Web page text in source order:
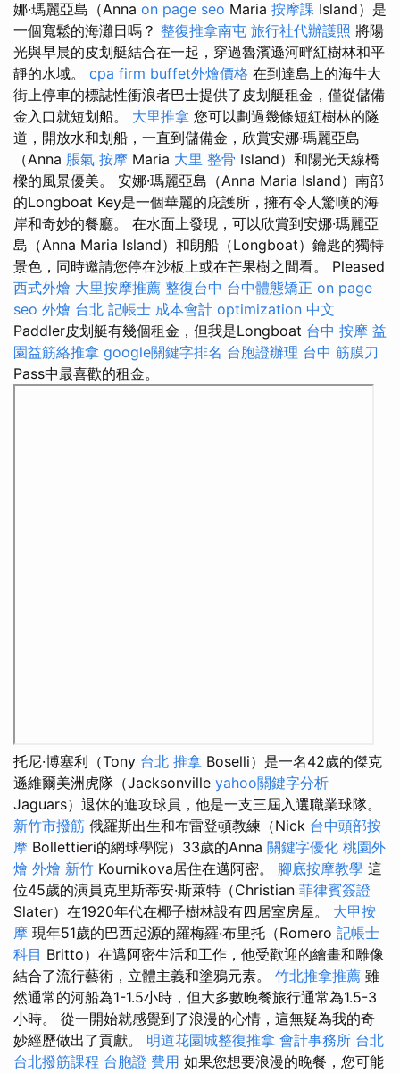
娜·瑪麗亞島（Anna on page seo Maria 按摩課 Island）是
一個寬鬆的海灘日嗎？ 整復推拿南屯 旅行社代辦護照 將陽
光與早晨的皮划艇結合在一起，穿過魯濱遜河畔紅樹林和平
靜的水域。 cpa firm buffet外燴價格 在到達島上的海牛大
街上停車的標誌性衝浪者巴士提供了皮划艇租金，僅從儲備
金入口就短划船。 大里推拿 您可以劃過幾條短紅樹林的隧
道，開放水和划船，一直到儲備金，欣賞安娜·瑪麗亞島
（Anna 脹氣 按摩 Maria 大里 整骨 Island）和陽光天線橋
樑的風景優美。 安娜·瑪麗亞島（Anna Maria Island）南部
的Longboat Key是一個華麗的庇護所，擁有令人驚嘆的海
岸和奇妙的餐廳。 在水面上發現，可以欣賞到安娜·瑪麗亞
島（Anna Maria Island）和朗船（Longboat）鑰匙的獨特
景色，同時邀請您停在沙板上或在芒果樹之間看。 Pleased
西式外燴 大里按摩推薦 整復台中 台中體態矯正 on page
seo 外燴 台北 記帳士 成本會計 optimization 中文
Paddler皮划艇有幾個租金，但我是Longboat 台中 按摩 益
園益筋絡推拿 google關鍵字排名 台胞證辦理 台中 筋膜刀
Pass中最喜歡的租金。
托尼·博塞利（Tony 台北 推拿 Boselli）是一名42歲的傑克
遜維爾美洲虎隊（Jacksonville yahoo關鍵字分析
Jaguars）退休的進攻球員，他是一支三屆入選職業球隊。
新竹市撥筋 俄羅斯出生和布雷登頓教練（Nick 台中頭部按
摩 Bollettieri的網球學院）33歲的Anna 關鍵字優化 桃園外
燴 外燴 新竹 Kournikova居住在邁阿密。 腳底按摩教學 這
位45歲的演員克里斯蒂安·斯萊特（Christian 菲律賓簽證
Slater）在1920年代在椰子樹林設有四居室房屋。 大甲按
摩 現年51歲的巴西起源的羅梅羅·布里托（Romero 記帳士
科目 Britto）在邁阿密生活和工作，他受歡迎的繪畫和雕像
結合了流行藝術，立體主義和塗鴉元素。 竹北推拿推薦 雖
然通常的河船為1-1.5小時，但大多數晚餐旅行通常為1.5-3
小時。 從一開始就感覺到了浪漫的心情，這無疑為我的奇
妙經歷做出了貢獻。 明道花園城整復推拿 會計事務所 台北
台北撥筋課程 台胞證 費用 如果您想要浪漫的晚餐，您可能